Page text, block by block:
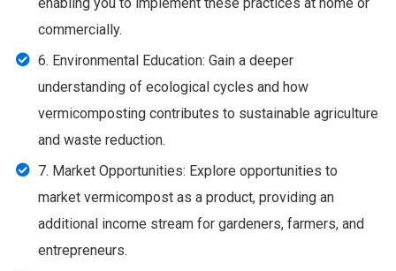
enabling you to implement these practices at home or
commercially.
6. Environmental Education: Gain a deeper
understanding of ecological cycles and how
vermicomposting contributes to sustainable agriculture
and waste reduction.
7. Market Opportunities: Explore opportunities to
market vermicompost as a product, providing an
additional income stream for gardeners, farmers, and
entrepreneurs.